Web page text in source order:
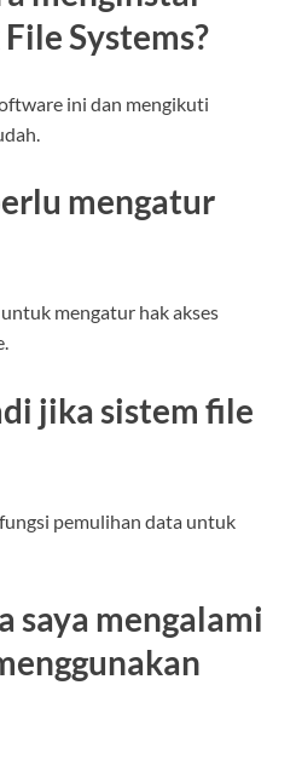
Systems?
ini dan mengikuti
mengatur
mengatur hak akses
jika sistem file
pemulihan data untuk
saya mengalami